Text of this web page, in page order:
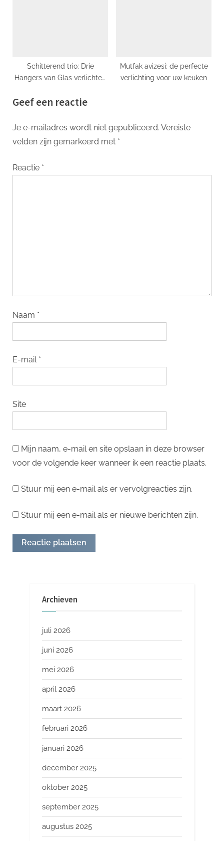
Schitterend trio: Drie
Hangers van Glas verlichten
Mutfak avizesi: de perfecte
verlichting voor uw keuken
Geef een reactie
Je e-mailadres wordt niet gepubliceerd. Vereiste
velden zijn gemarkeerd met *
Reactie *
Naam *
E-mail *
Site
Mijn naam, e-mail en site opslaan in deze browser
voor de volgende keer wanneer ik een reactie plaats.
Stuur mij een e-mail als er vervolgreacties zijn.
Stuur mij een e-mail als er nieuwe berichten zijn.
Archieven
juli 2026
juni 2026
mei 2026
april 2026
maart 2026
februari 2026
januari 2026
december 2025
oktober 2025
september 2025
augustus 2025